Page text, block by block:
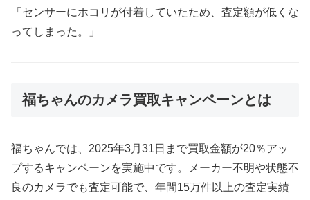
「センサーにホコリが付着していたため、査定額が低くな
ってしまった。」
福ちゃんのカメラ買取キャンペーンとは
福ちゃんでは、2025年3月31日まで買取金額が20％アッ
プするキャンペーンを実施中です。メーカー不明や状態不
良のカメラでも査定可能で、年間15万件以上の査定実績